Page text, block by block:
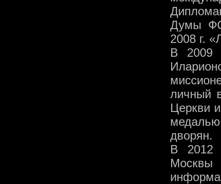
Думы
2008 г.
В 2009
личный
Церкви
дворян.
В 2012